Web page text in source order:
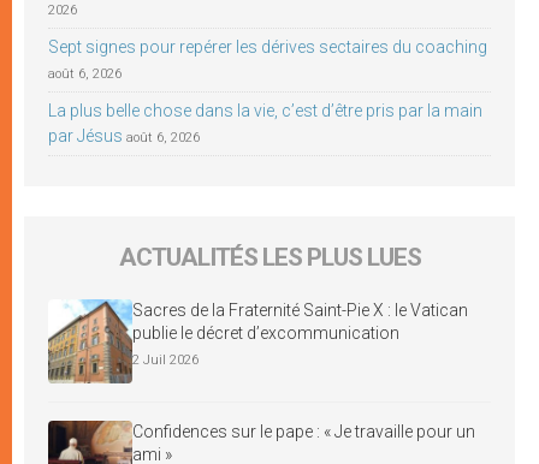
2026
Sept signes pour repérer les dérives sectaires du coaching
août 6, 2026
La plus belle chose dans la vie, c’est d’être pris par la main
par Jésus août 6, 2026
ACTUALITÉS LES PLUS LUES
Sacres de la Fraternité Saint-Pie X : le Vatican
publie le décret d’excommunication
2 Juil 2026
Confidences sur le pape : « Je travaille pour un
ami »